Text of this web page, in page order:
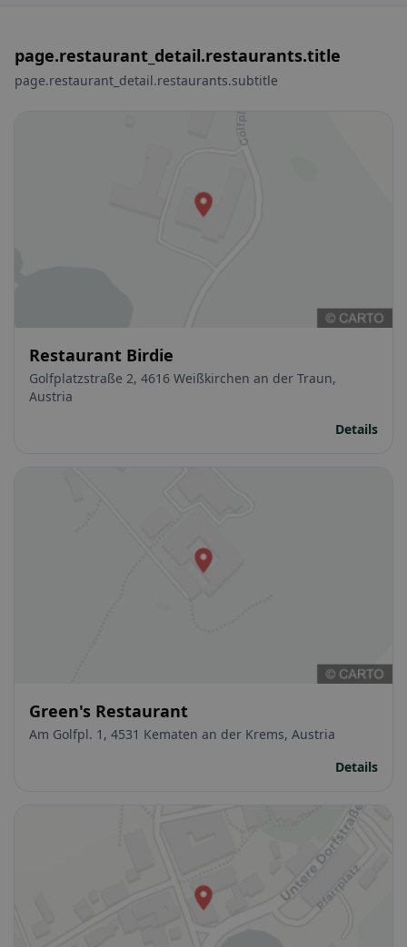
page.restaurant_detail.restaurants.title
page.restaurant_detail.restaurants.subtitle
Restaurant Birdie
Golfplatzstraße 2, 4616 Weißkirchen an der Traun,
Austria
Details
Green's Restaurant
Am Golfpl. 1, 4531 Kematen an der Krems, Austria
Details